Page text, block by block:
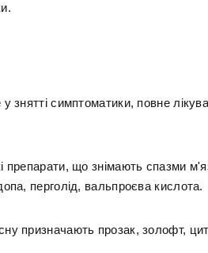
знятті симптоматики, повне
препарати, що знімають спазми
перголід, вальпроєва кислота.
призначають прозак, золофт,